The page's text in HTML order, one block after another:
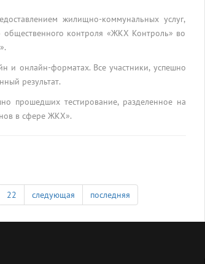
жилищно-коммунальных услуг,
контроля «ЖКХ Контроль» во
и онлайн-форматах. Все участники, успешно
результат.
прошедших тестирование, разделенное на
в сфере ЖКХ».
22 следующая последняя